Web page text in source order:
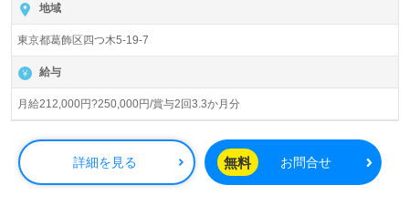
ー』は、定員44名の通所リハビリテーションやデイケアを
提供し、地域に根ざした愛される施設を目指しています。
看護助手や介護職の経験を持つ方を歓迎し、通所リハビリ
テーションでの勤務経験は不問です。充実した1対1のプリ
セプターシップ研修や、個々の成長に応じた社内外の研修
プログラムを通じて、専門知識やスキルを深めることがで
きます。
また、アットホームな職場環境が整っており、職場内のコ
ミュニケーションを重視しています。日勤の正社員として
地域
東京都葛飾区四つ木5-19-7
給与
月給212,000円?250,000円/賞与2回3.3か月分
詳細を見る 無料 お問合せ